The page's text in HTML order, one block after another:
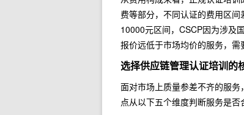
费等部分，不同认证的费用区
10000元区间，CSCP因为涉及
报价远低于市场均价的服务，需
选择供应链管理认证培训的
面对市场上质量参差不齐的服
点从以下五个维度判断服务是否